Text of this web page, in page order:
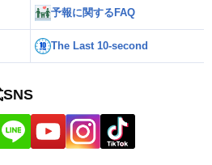
予報に関するFAQ
The Last 10-second
SNS